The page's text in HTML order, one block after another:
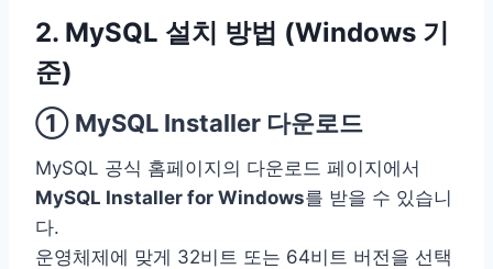
2. MySQL 설치 방법 (Windows 기
준)
① MySQL Installer 다운로드
MySQL 공식 홈페이지의 다운로드 페이지에서
MySQL Installer for Windows를 받을 수 있습니
다.
운영체제에 맞게 32비트 또는 64비트 버전을 선택